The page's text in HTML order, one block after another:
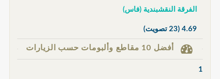
الفرقة النقشبندية (فاس)
4.69 (23 تصويت)
أفضل 10 مقاطع وألبومات حسب الزيارات
1